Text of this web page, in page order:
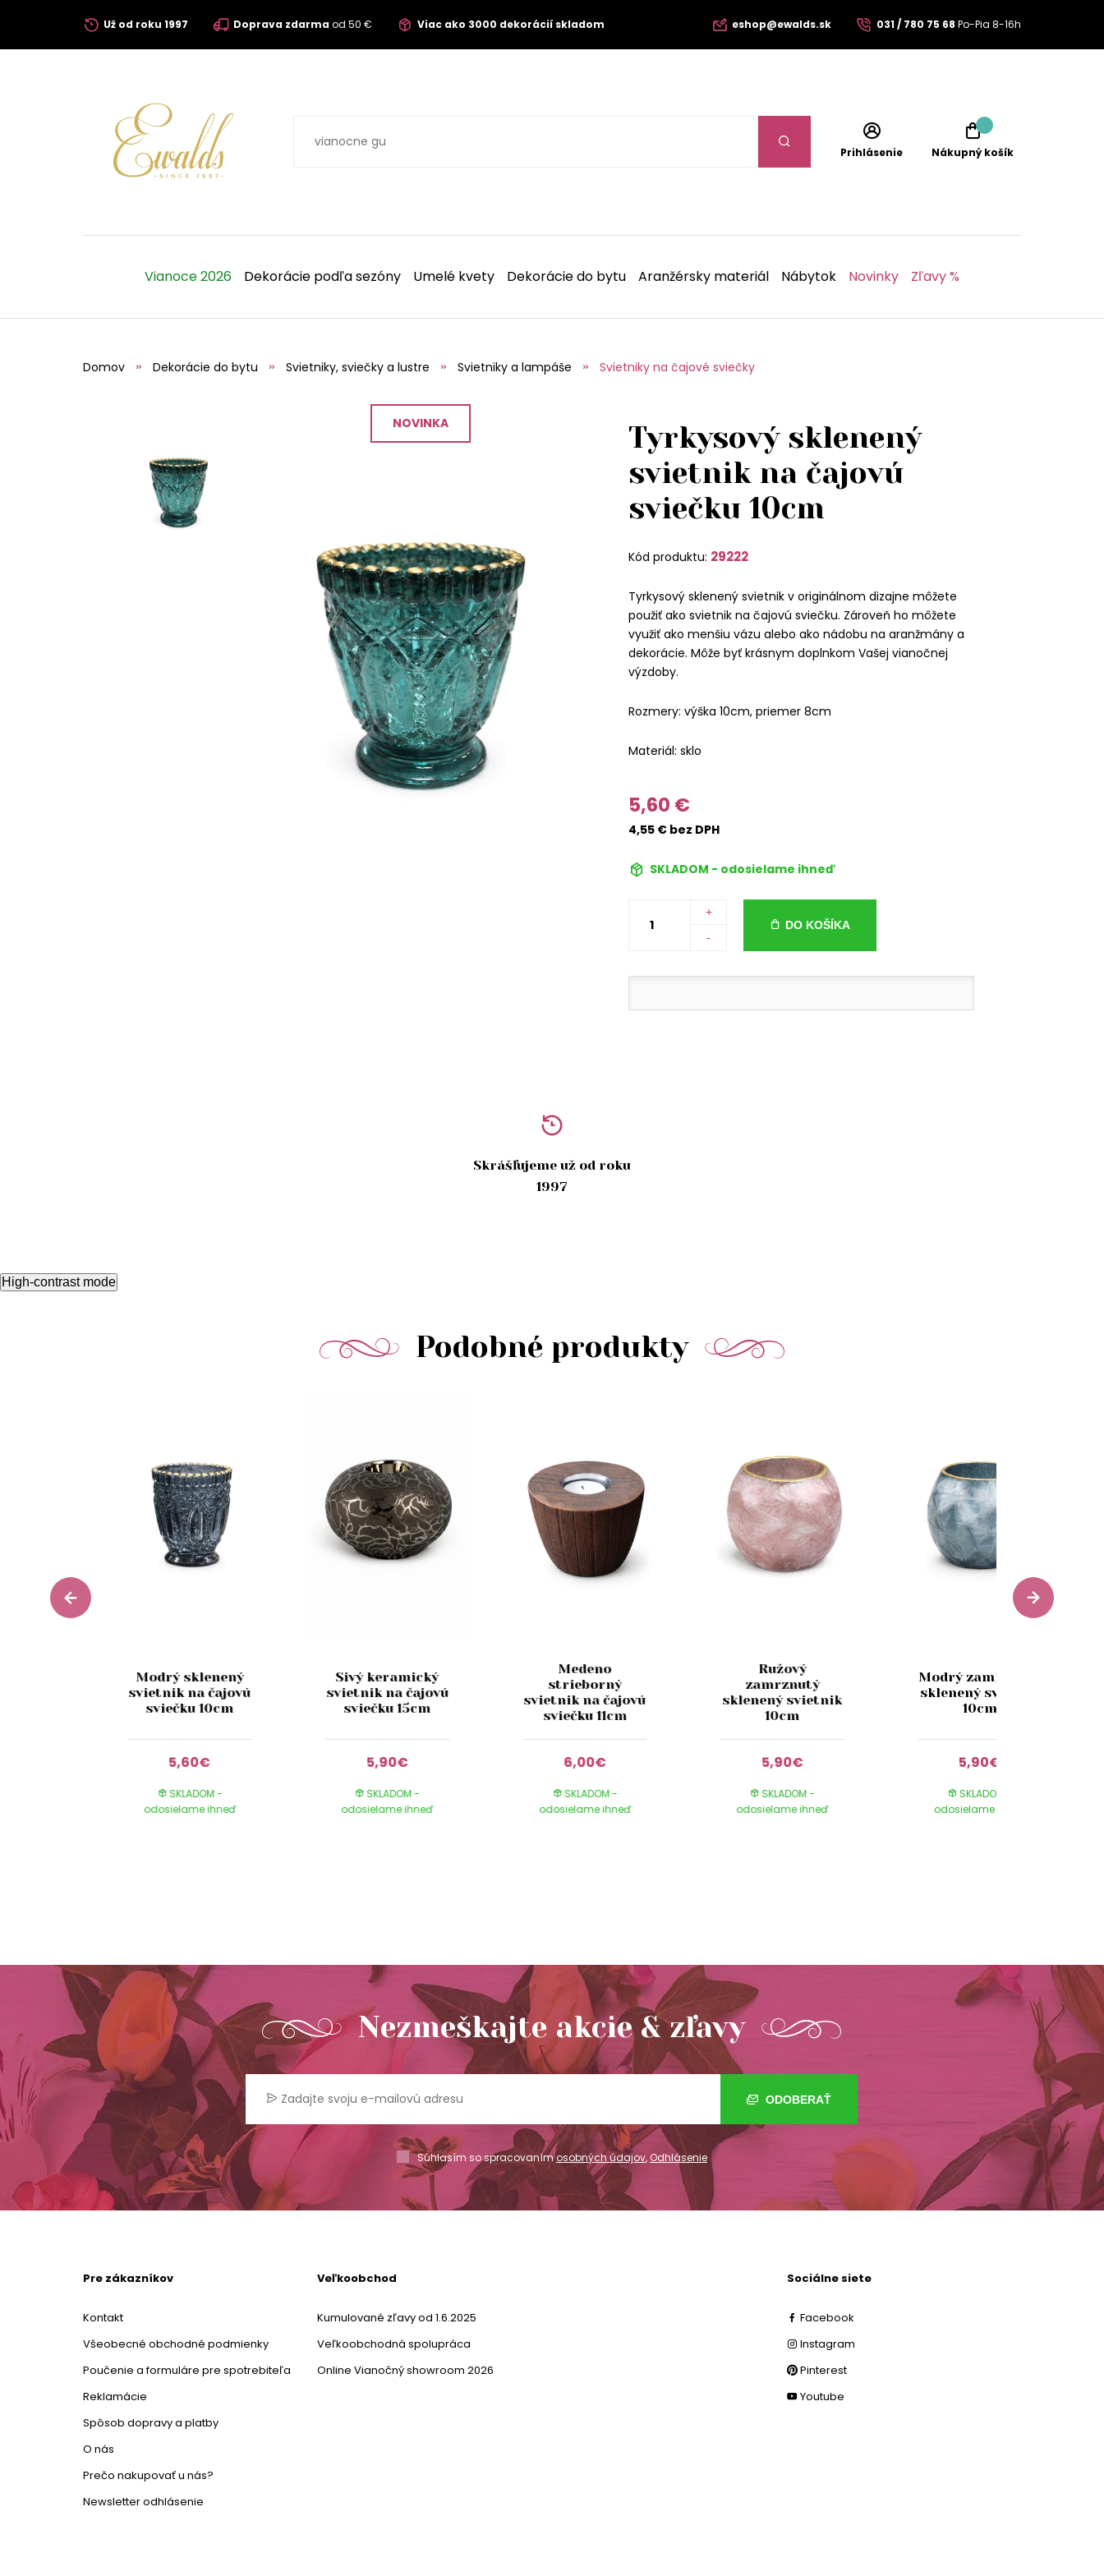
Už od roku 1997 Doprava zdarmaod 50 € Viac ako 3000 dekorácií skladom eshop@ewalds.sk 031 / 780 75 68 Po-Pia 8-16h
Prihlásenie Nákupný košík
Vianoce 2026 Dekorácie podľa sezóny Umelé kvety Dekorácie do bytu Aranžérsky materiál Nábytok Novinky Zľavy %
Domov Dekorácie do bytu Svietniky, sviečky a lustre Svietniky a lampáše Svietniky na čajové sviečky
NOVINKA
Tyrkysový sklenený
svietnik na čajovú
sviečku 10cm
Kód produktu: 29222
Tyrkysový sklenený svietnik v originálnom dizajne môžete
použiť ako svietnik na čajovú sviečku. Zároveň ho môžete
využiť ako menšiu vázu alebo ako nádobu na aranžmány a
dekorácie. Môže byť krásnym doplnkom Vašej vianočnej
výzdoby.
Rozmery: výška 10cm, priemer 8cm
Materiál: sklo
5,60 €
4,55 € bez DPH
SKLADOM - odosielame ihneď
+
-
DO KOŠÍKA
Skrášľujeme už od roku
1997
High-contrast mode
Podobné produkty
Modrý sklenený
svietnik na čajovú
sviečku 10cm
5,60€
SKLADOM -
odosielame ihneď
Sivý keramický
svietnik na čajovú
sviečku 15cm
5,90€
SKLADOM -
odosielame ihneď
Medeno
strieborný
svietnik na čajovú
sviečku 11cm
6,00€
SKLADOM -
odosielame ihneď
Ružový
zamrznutý
sklenený svietnik
10cm
5,90€
SKLADOM -
odosielame ihneď
Modrý zamrznutý
sklenený svietnik
10cm
5,90€
SKLADOM -
odosielame ihneď
Nezmeškajte akcie & zľavy
ODOBERAŤ
Súhlasím so spracovanímosobných údajov,Odhlásenie
Pre zákazníkov
Kontakt
Všeobecné obchodné podmienky
Poučenie a formuláre pre spotrebiteľa
Reklamácie
Spôsob dopravy a platby
O nás
Prečo nakupovať u nás?
Newsletter odhlásenie
Veľkoobchod
Kumulované zľavy od 1.6.2025
Veľkoobchodná spolupráca
Online Vianočný showroom 2026
Sociálne siete
Facebook
Instagram
Pinterest
Youtube